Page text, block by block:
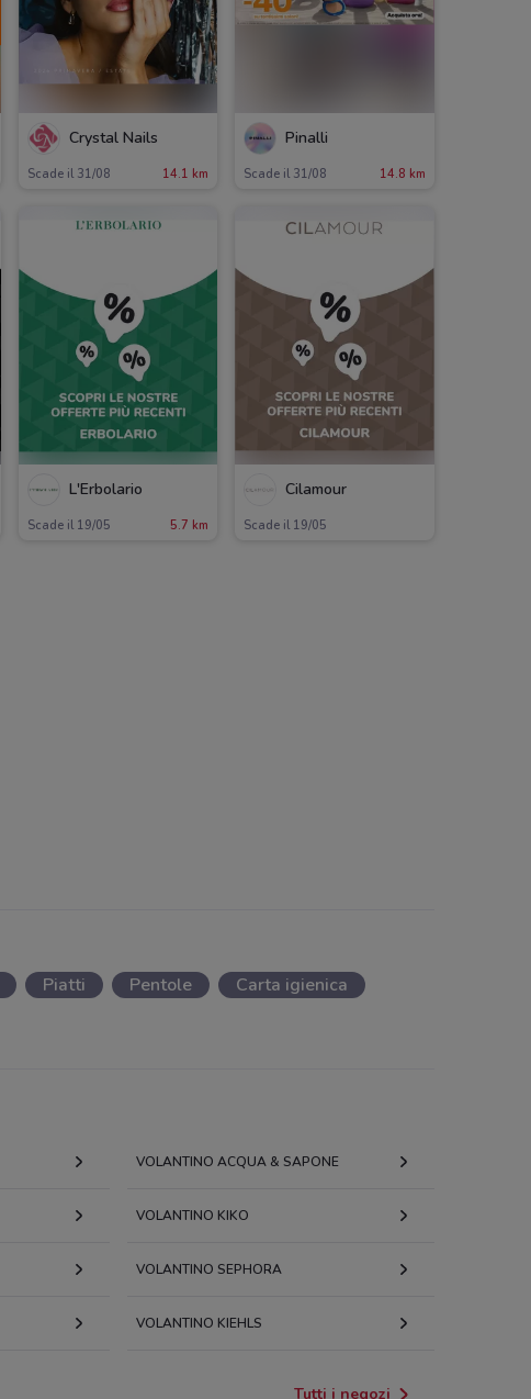
Crystal Nails
Scade il 31/08 14.1 km
Pinalli
Scade il 31/08 14.8 km
L'Erbolario
Scade il 19/05 5.7 km
Cilamour
Scade il 19/05
Piatti Pentole
Carta igienica
VOLANTINO ACQUA & SAPONE
VOLANTINO KIKO
VOLANTINO SEPHORA
VOLANTINO KIEHLS
Tutti i negozi